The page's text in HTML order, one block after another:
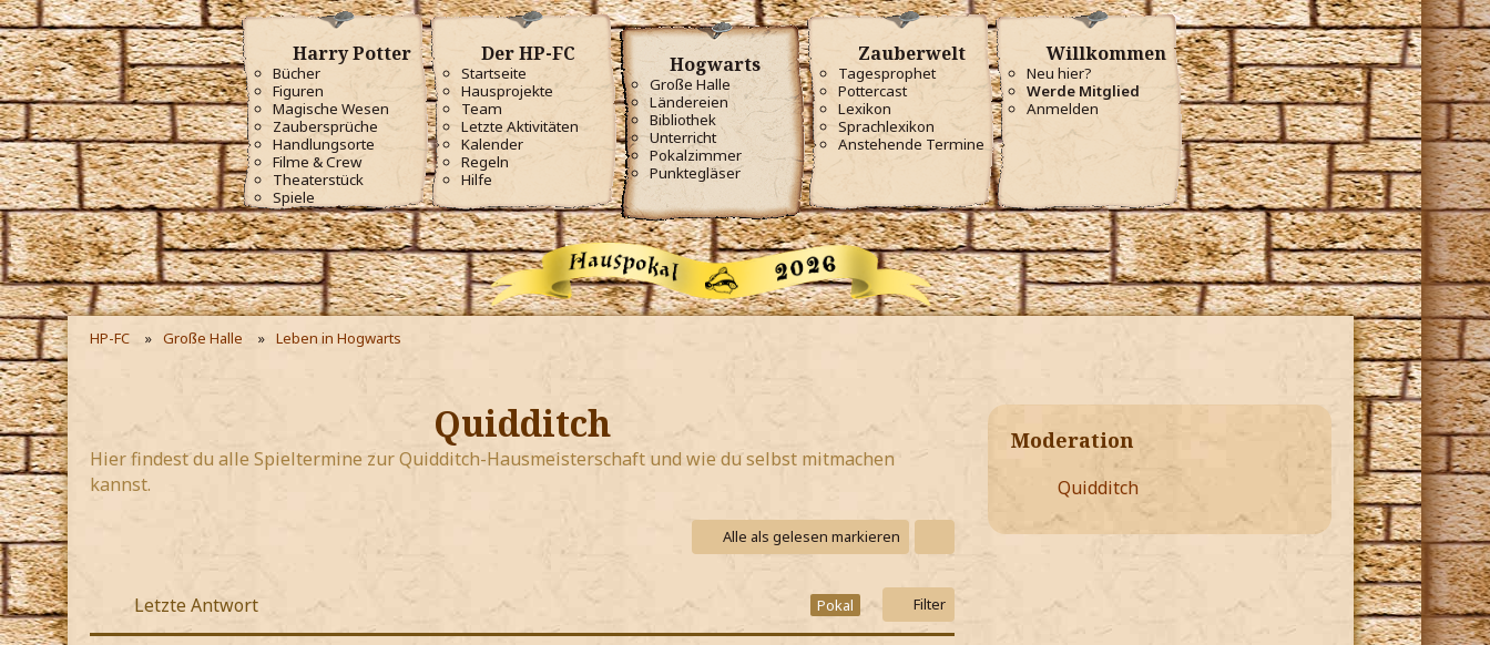
Harry Potter
Bücher
Figuren
Magische Wesen
Zaubersprüche
Handlungsorte
Filme & Crew
Theaterstück
Spiele
Der HP-FC
Startseite
Hausprojekte
Team
Letzte Aktivitäten
Kalender
Regeln
Hilfe
Hogwarts
Große Halle
Ländereien
Bibliothek
Unterricht
Pokalzimmer
Punktegläser
Zauberwelt
Tagesprophet
Pottercast
Lexikon
Sprachlexikon
Anstehende Termine
Willkommen
Neu hier?
Werde Mitglied
Anmelden
HP-FC Große Halle Leben in Hogwarts
Quidditch
Hier findest du alle Spieltermine zur Quidditch-Hausmeisterschaft und wie du selbst mitmachen
kannst.
Alle als gelesen markieren
Letzte Antwort Pokal Filter
Moderation
Quidditch